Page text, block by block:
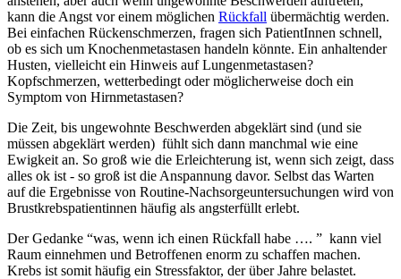
kann die Angst vor einem möglichen Rückfall übermächtig werden.
Bei einfachen Rückenschmerzen, fragen sich PatientInnen schnell,
ob es sich um Knochenmetastasen handeln könnte. Ein anhaltender
Husten, vielleicht ein Hinweis auf Lungenmetastasen?
Kopfschmerzen, wetterbedingt oder möglicherweise doch ein
Symptom von Hirnmetastasen?
Die Zeit, bis ungewohnte Beschwerden abgeklärt sind (und sie
müssen abgeklärt werden) fühlt sich dann manchmal wie eine
Ewigkeit an. So groß wie die Erleichterung ist, wenn sich zeigt, dass
alles ok ist - so groß ist die Anspannung davor. Selbst das Warten
auf die Ergebnisse von Routine-Nachsorgeuntersuchungen wird von
Brustkrebspatientinnen häufig als angsterfüllt erlebt.
Der Gedanke “was, wenn ich einen Rückfall habe …. ” kann viel
Raum einnehmen und Betroffenen enorm zu schaffen machen.
Krebs ist somit häufig ein Stressfaktor, der über Jahre belastet.